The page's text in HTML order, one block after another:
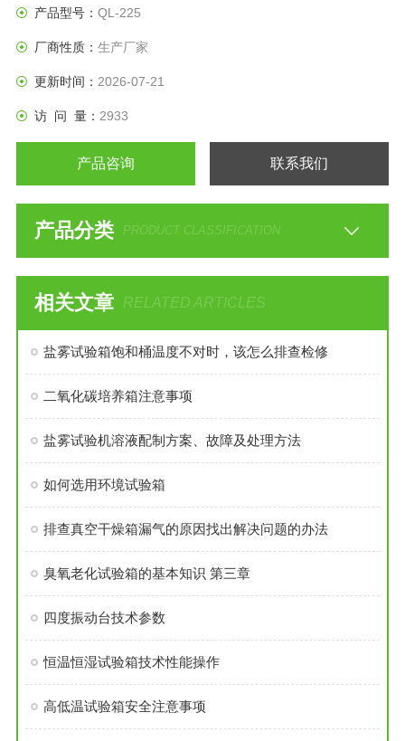
产品型号： QL-225
厂商性质： 生产厂家
更新时间： 2026-07-21
访 问 量： 2933
产品咨询 联系我们
产品分类 PRODUCT CLASSIFICATION
相关文章 RELATED ARTICLES
盐雾试验箱饱和桶温度不对时，该怎么排查检修
二氧化碳培养箱注意事项
盐雾试验机溶液配制方案、故障及处理方法
如何选用环境试验箱
排查真空干燥箱漏气的原因找出解决问题的办法
臭氧老化试验箱的基本知识 第三章
四度振动台技术参数
恒温恒湿试验箱技术性能操作
高低温试验箱安全注意事项